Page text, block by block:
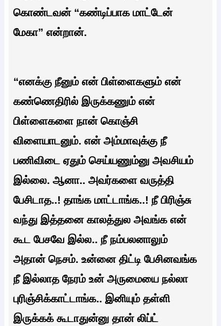
கொண்டவன் “கண்டிப்பாக மாட்டேன்
மேகா” என்றான்.
“எனக்கு நீனும் என் பிள்ளைகளும் என்
கண்ணெதிரில் இருக்கணும் என்
பிள்ளைகளை நான் கொஞ்சி
விளையாடனும். என் அம்மாவுக்கு நீ
பணிவிடை ஏதும் செய்யணும்னு அவசியம்
இல்லை. ஆனா.. அவர்களை வருத்தி
பேசிடாத..! தாங்க மாட்டாங்க..! நீ பிரிஞ்சு
வந்து இத்தனை காலத்துல அவங்க என்
கூட பேசவே இல்ல.. நீ நம்பலனாலும்
அதான் நெசம். உன்னை திட்டி பேசினவங்க
நீ இல்லாத நேரம் உன் அருமையை நல்லா
புரிஞ்சிக்காட்டாங்க.. இனியும் தள்ளி
இருக்கக் கூடாதுன்னு தான் லிப்ட்